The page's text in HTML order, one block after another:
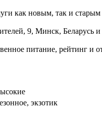
как новым, так и
9, Минск, Беларусь
питание, рейтинг и
экзотик